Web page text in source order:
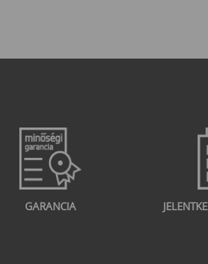
GARANCIA